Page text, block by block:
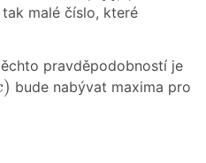
malé číslo, které
pravděpodobností je
)
) bude nabývat maxima pro